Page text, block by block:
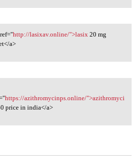
lasixav
http://lasixav.online/">lasix 20 mg
a>
https://azithromycinps.online/">azithromyci
price in india</a>